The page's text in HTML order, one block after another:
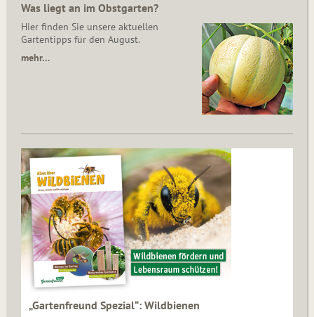
Was liegt an im Obstgarten?
Hier finden Sie unsere aktuellen
Gartentipps für den August.
mehr…
„Gartenfreund Spezial“: Wildbienen